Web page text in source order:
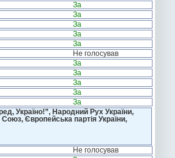
За
За
За
За
За
Не голосував
За
За
За
За
За
Україно!”, Народний Рух України,
Європейська партія України,
Не голосував